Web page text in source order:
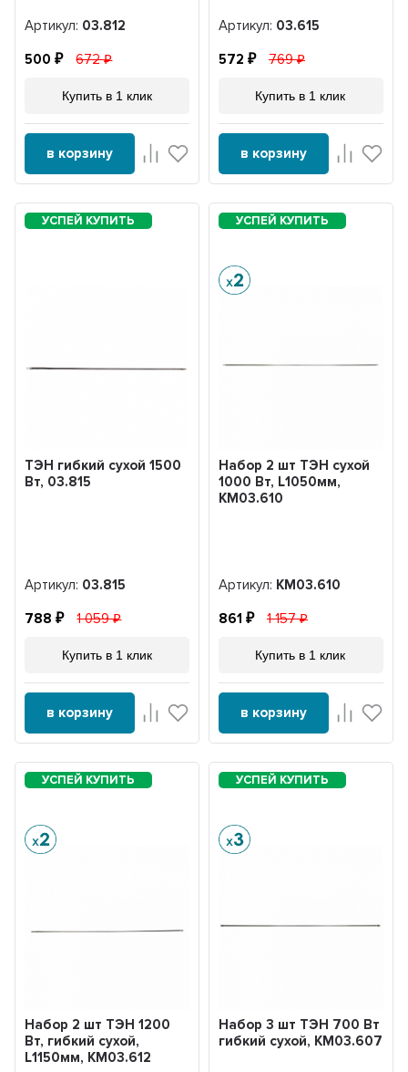
Артикул: 03.812
500 672
Купить в 1 клик
в корзину
Артикул: 03.615
572 769
Купить в 1 клик
в корзину
ТЭН гибкий сухой 1500
Вт, 03.815
Артикул: 03.815
788 1 059
Купить в 1 клик
в корзину
Набор 2 шт ТЭН сухой
1000 Вт, L1050мм,
KM03.610
Артикул: KM03.610
861 1 157
Купить в 1 клик
в корзину
Набор 2 шт ТЭН 1200
Вт, гибкий сухой,
L1150мм, KM03.612
Набор 3 шт ТЭН 700 Вт
гибкий сухой, KM03.607